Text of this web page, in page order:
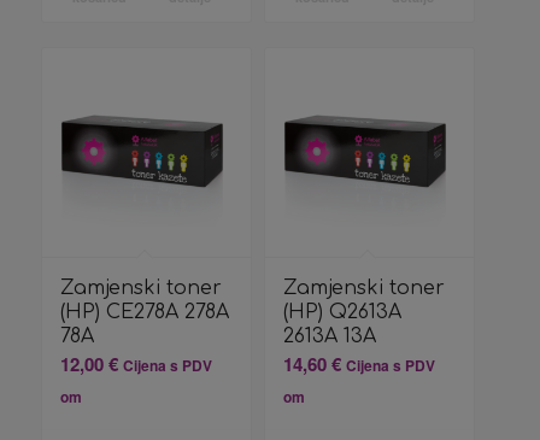
Zamjenski toner
(HP) CE278A 278A
78A
12,00€ Cijena s PDV
om
Zamjenski toner
(HP) Q2613A
2613A 13A
14,60€ Cijena s PDV
om